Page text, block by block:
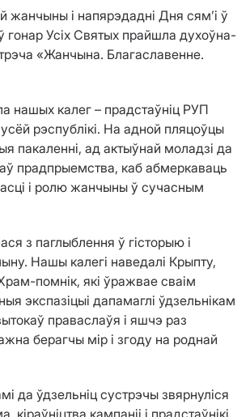
жанчыны і напярэдадні Дня сям’і ў
гонар Усіх Святых прайшла духоўна-
«Жанчына. Благаславенне.
нашых калег – прадстаўніц РУП
рэспублікі. На адной пляцоўцы
пакаленні, ад актыўнай моладзі да
прадпрыемства, каб абмеркаваць
і ролю жанчыны ў сучасным
з паглыблення ў гісторыю і
Нашы калегі наведалі Крыпту,
помнік, які ўражвае сваім
экспазіцыі дапамаглі ўдзельнікам
праваслаўя і яшчэ раз
берагчы мір і згоду на роднай
да ўдзельніц сустрэчы звярнуліся